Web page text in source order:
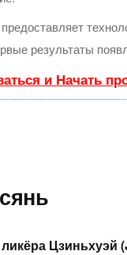
результаты
и Начать
Цзиньхуэй